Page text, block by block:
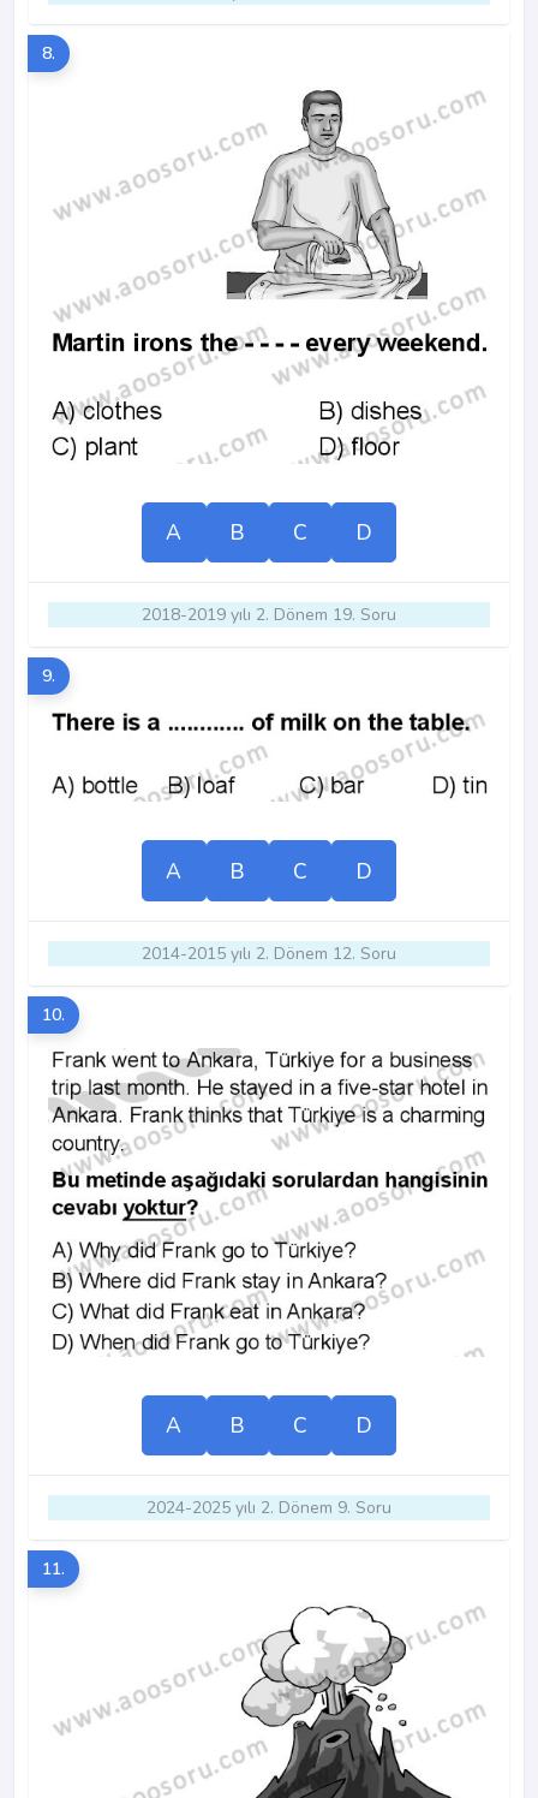
8.
A B C D
2018-2019 yılı 2. Dönem 19. Soru
9.
A B C D
2014-2015 yılı 2. Dönem 12. Soru
10.
A B C D
2024-2025 yılı 2. Dönem 9. Soru
11.